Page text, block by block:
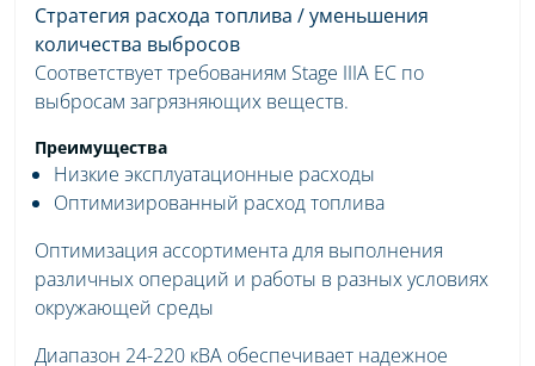
Стратегия расхода топлива / уменьшения
количества выбросов
Соответствует требованиям Stage IIIА ЕС по
выбросам загрязняющих веществ.
Преимущества
Низкие эксплуатационные расходы
Оптимизированный расход топлива
Оптимизация ассортимента для выполнения
различных операций и работы в разных условиях
окружающей среды
Диапазон 24-220 кВА обеспечивает надежное